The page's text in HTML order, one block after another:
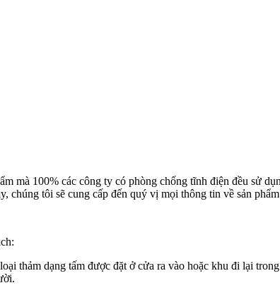
mà 100% các công ty có phòng chống tĩnh điện đều sử
chúng tôi sẽ cung cấp đến quý vị mọi thông tin về sản
thảm dạng tấm được đặt ở cửa ra vào hoặc khu đi lại